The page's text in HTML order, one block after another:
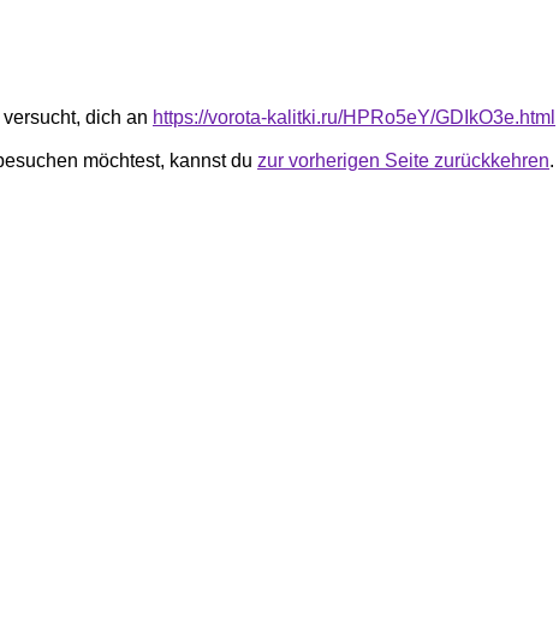
dich an https://vorota-kalitki.ru/HPRo5eY/GDIkO3e.html
möchtest, kannst du zur vorherigen Seite zurückkehren.